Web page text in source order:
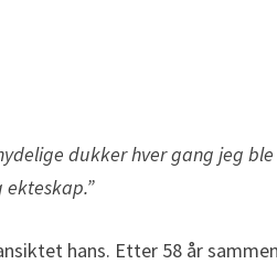
dukker hver gang jeg
hans. Etter 58 år